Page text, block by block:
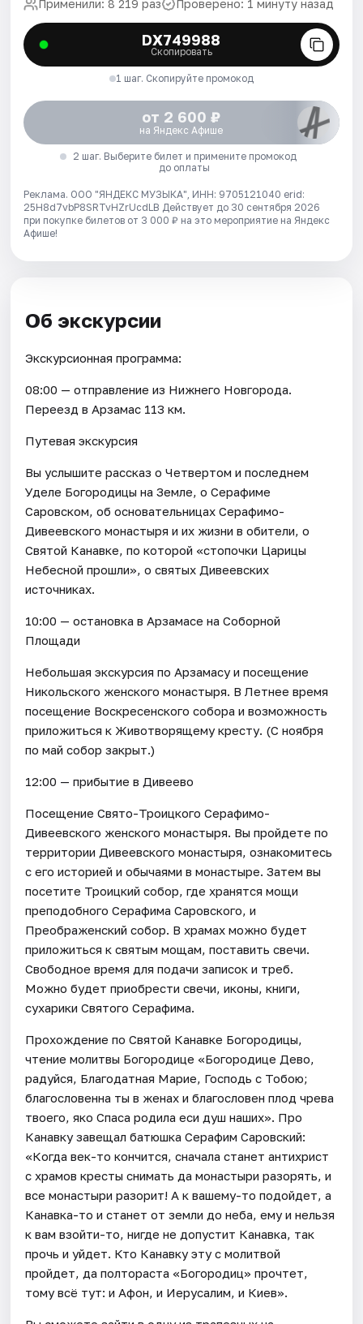
Применили: 8 219 раз Проверено: 1 минуту назад
DX749988
Скопировать
1 шаг. Скопируйте промокод
от 2 600 ₽
на Яндекс Афише
2 шаг. Выберите билет и примените промокод
до оплаты
Реклама. ООО "ЯНДЕКС МУЗЫКА", ИНН: 9705121040 erid:
25H8d7vbP8SRTvHZrUcdLB Действует до 30 сентября 2026
при покупке билетов от 3 000 ₽ на это мероприятие на Яндекс
Афише!
Об экскурсии
Экскурсионная программа:
08:00 — отправление из Нижнего Новгорода.
Переезд в Арзамас 113 км.
Путевая экскурсия
Вы услышите рассказ о Четвертом и последнем
Уделе Богородицы на Земле, о Серафиме
Саровском, об основательницах Серафимо-
Дивеевского монастыря и их жизни в обители, о
Святой Канавке, по которой «стопочки Царицы
Небесной прошли», о святых Дивеевских
источниках.
10:00 — остановка в Арзамасе на Соборной
Площади
Небольшая экскурсия по Арзамасу и посещение
Никольского женского монастыря. В Летнее время
посещение Воскресенского собора и возможность
приложиться к Животворящему кресту. (С ноября
по май собор закрыт.)
12:00 — прибытие в Дивеево
Посещение Свято-Троицкого Серафимо-
Дивеевского женского монастыря. Вы пройдете по
территории Дивеевского монастыря, ознакомитесь
с его историей и обычаями в монастыре. Затем вы
посетите Троицкий собор, где хранятся мощи
преподобного Серафима Саровского, и
Преображенский собор. В храмах можно будет
приложиться к святым мощам, поставить свечи.
Свободное время для подачи записок и треб.
Можно будет приобрести свечи, иконы, книги,
сухарики Святого Серафима.
Прохождение по Святой Канавке Богородицы,
чтение молитвы Богородице «Богородице Дево,
радуйся, Благодатная Марие, Господь с Тобою;
благословенна ты в женах и благословен плод чрева
твоего, яко Спаса родила еси душ наших». Про
Канавку завещал батюшка Серафим Саровский:
«Когда век-то кончится, сначала станет антихрист
с храмов кресты снимать да монастыри разорять, и
все монастыри разорит! А к вашему-то подойдет, а
Канавка-то и станет от земли до неба, ему и нельзя
к вам взойти-то, нигде не допустит Канавка, так
прочь и уйдет. Кто Канавку эту с молитвой
пройдет, да полтораста «Богородиц» прочтет,
тому всё тут: и Афон, и Иерусалим, и Киев».